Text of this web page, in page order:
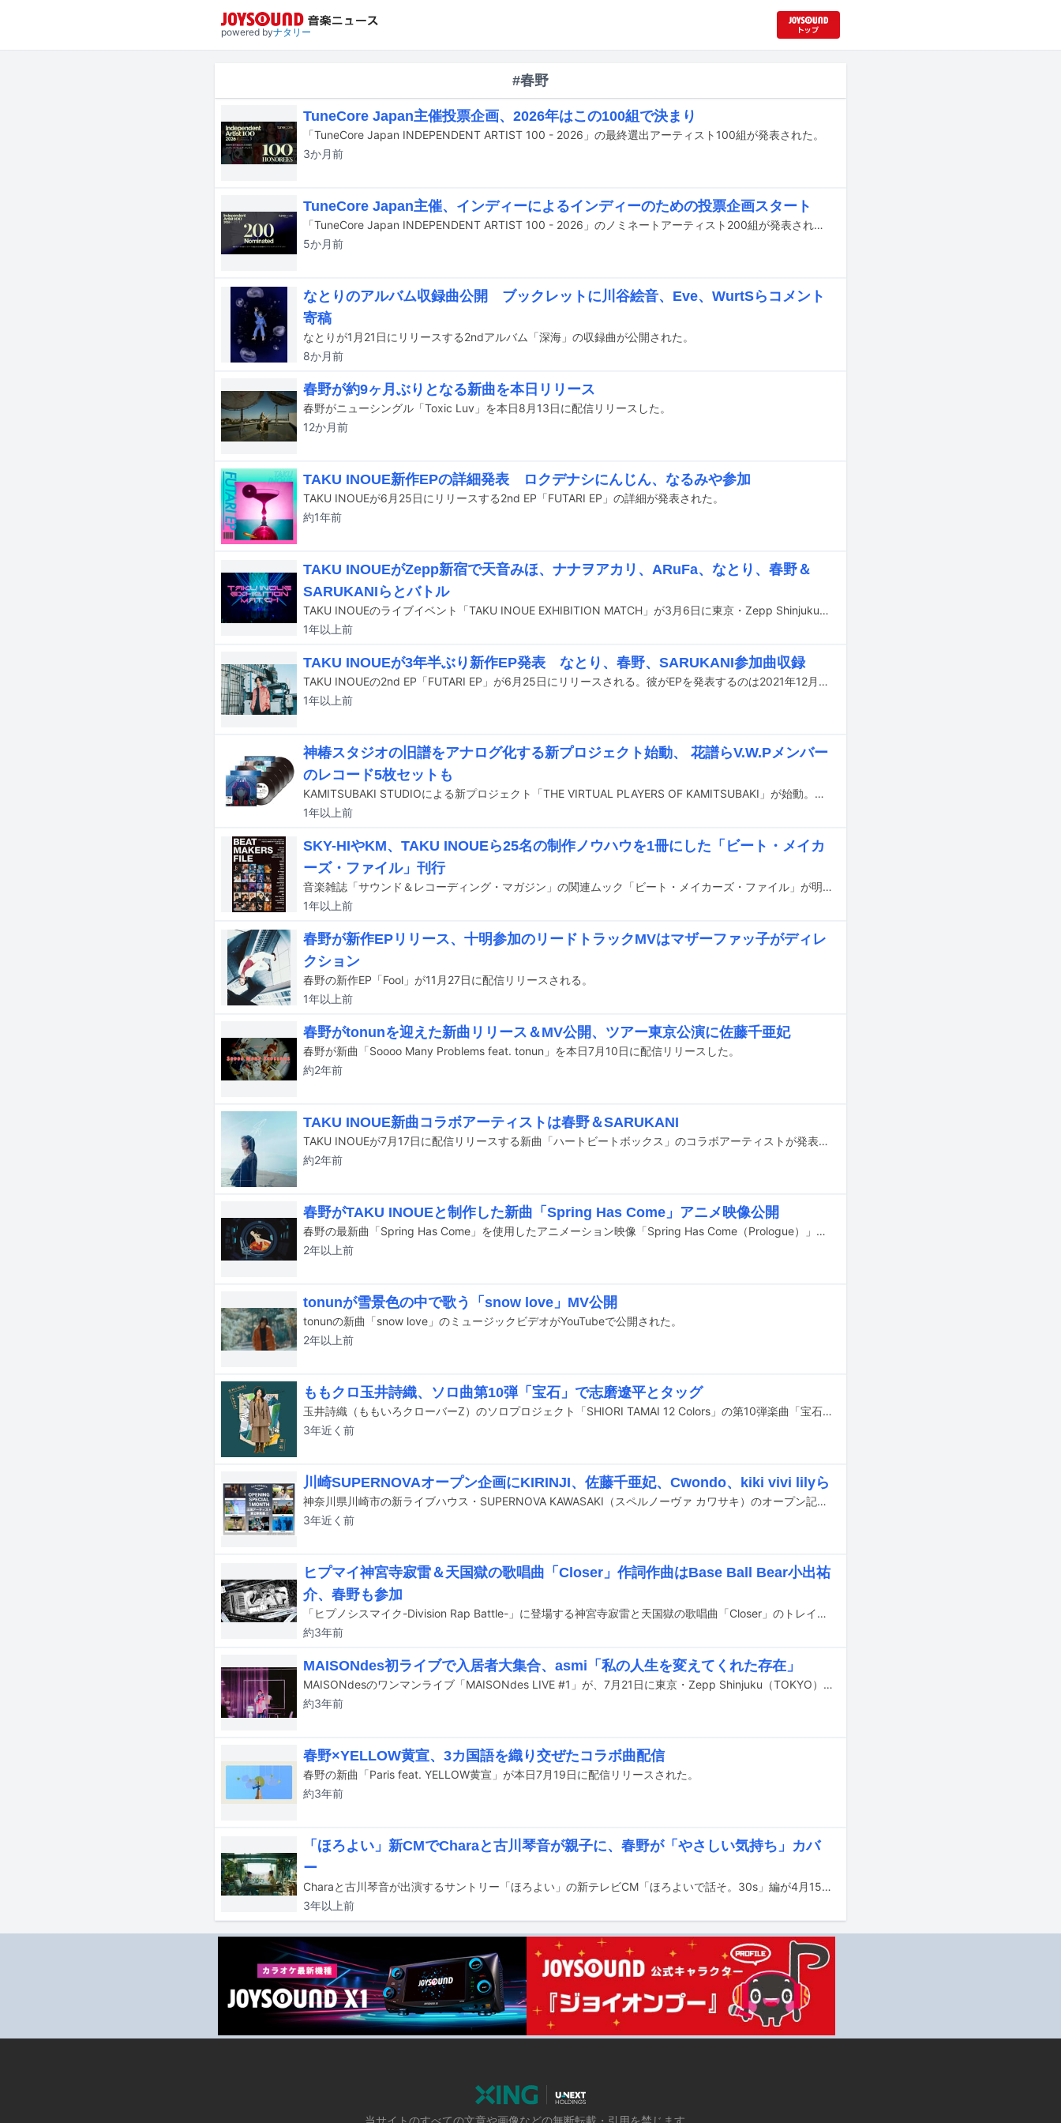
powered byナタリー
#春野
TuneCore Japan主催投票企画、2026年はこの100組で決まり
「TuneCore Japan INDEPENDENT ARTIST 100 - 2026」の最終選出アーティスト100組が発表された。
3か月前
TuneCore Japan主催、インディーによるインディーのための投票企画スタート
「TuneCore Japan INDEPENDENT ARTIST 100 - 2026」のノミネートアーティスト200組が発表された。
5か月前
なとりのアルバム収録曲公開 ブックレットに川谷絵音、Eve、WurtSらコメント
寄稿
なとりが1月21日にリリースする2ndアルバム「深海」の収録曲が公開された。
8か月前
春野が約9ヶ月ぶりとなる新曲を本日リリース
春野がニューシングル「Toxic Luv」を本日8月13日に配信リリースした。
12か月前
TAKU INOUE新作EPの詳細発表 ロクデナシにんじん、なるみや参加
TAKU INOUEが6月25日にリリースする2nd EP「FUTARI EP」の詳細が発表された。
約1年前
TAKU INOUEがZepp新宿で天音みほ、ナナヲアカリ、ARuFa、なとり、春野＆
SARUKANIらとバトル
TAKU INOUEのライブイベント「TAKU INOUE EXHIBITION MATCH」が3月6日に東京・Zepp Shinjuku（TOKYO）で開催された。
1年以上前
TAKU INOUEが3年半ぶり新作EP発表 なとり、春野、SARUKANI参加曲収録
TAKU INOUEの2nd EP「FUTARI EP」が6月25日にリリースされる。彼がEPを発表するのは2021年12月リリースの「ALIENS EP」以来、約3年半ぶりとなる。
1年以上前
神椿スタジオの旧譜をアナログ化する新プロジェクト始動、 花譜らV.W.Pメンバー
のレコード5枚セットも
KAMITSUBAKI STUDIOによる新プロジェクト「THE VIRTUAL PLAYERS OF KAMITSUBAKI」が始動。これまでに発売された旧譜タイトルがアナログレコード化される。
1年以上前
SKY-HIやKM、TAKU INOUEら25名の制作ノウハウを1冊にした「ビート・メイカ
ーズ・ファイル」刊行
音楽雑誌「サウンド＆レコーディング・マガジン」の関連ムック「ビート・メイカーズ・ファイル」が明日2月14日に刊行される。
1年以上前
春野が新作EPリリース、十明参加のリードトラックMVはマザーファッ子がディレ
クション
春野の新作EP「Fool」が11月27日に配信リリースされる。
1年以上前
春野がtonunを迎えた新曲リリース＆MV公開、ツアー東京公演に佐藤千亜妃
春野が新曲「Soooo Many Problems feat. tonun」を本日7月10日に配信リリースした。
約2年前
TAKU INOUE新曲コラボアーティストは春野＆SARUKANI
TAKU INOUEが7月17日に配信リリースする新曲「ハートビートボックス」のコラボアーティストが発表された。
約2年前
春野がTAKU INOUEと制作した新曲「Spring Has Come」アニメ映像公開
春野の最新曲「Spring Has Come」を使用したアニメーション映像「Spring Has Come（Prologue）」がYouTubeで公開された。
2年以上前
tonunが雪景色の中で歌う「snow love」MV公開
tonunの新曲「snow love」のミュージックビデオがYouTubeで公開された。
2年以上前
ももクロ玉井詩織、ソロ曲第10弾「宝石」で志磨遼平とタッグ
玉井詩織（ももいろクローバーZ）のソロプロジェクト「SHIORI TAMAI 12 Colors」の第10弾楽曲「宝石」が10月20日に配信リリースされる。
3年近く 前
川崎SUPERNOVAオープン企画にKIRINJI、佐藤千亜妃、Cwondo、kiki vivi lilyら
神奈川県川崎市の新ライブハウス・SUPERNOVA KAWASAKI（スペルノーヴァ カワサキ）のオープン記念企画「"SUPERNOVA KAWASAKI" OPENING SPECIAL 1 MONTH」のスケジュール第2弾が発表された。
3年近く 前
ヒプマイ神宮寺寂雷＆天国獄の歌唱曲「Closer」作詞作曲はBase Ball Bear小出祐
介、春野も参加
「ヒプノシスマイク-Division Rap Battle-」に登場する神宮寺寂雷と天国獄の歌唱曲「Closer」のトレイラー映像がYouTubeで公開された。
約3年前
MAISONdes初ライブで入居者大集合、asmi「私の人生を変えてくれた存在」
MAISONdesのワンマンライブ「MAISONdes LIVE #1」が、7月21日に東京・Zepp Shinjuku（TOKYO）にて開催された。
約3年前
春野×YELLOW黄宣、3カ国語を織り交ぜたコラボ曲配信
春野の新曲「Paris feat. YELLOW黄宣」が本日7月19日に配信リリースされた。
約3年前
「ほろよい」新CMでCharaと古川琴音が親子に、春野が「やさしい気持ち」カバ
ー
Charaと古川琴音が出演するサントリー「ほろよい」の新テレビCM「ほろよいで話そ。30s」編が4月15日から、「ほろよいで話そ。春・15s」編が4月16日から全国でオンエアされる。
3年以上前